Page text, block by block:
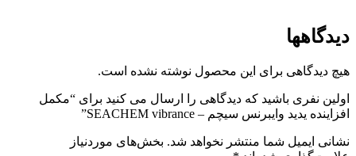
دیدگاهها
هیچ دیدگاهی برای این محصول نوشته نشده است.
اولین نفری باشید که دیدگاهی را ارسال می کنید برای “مکمل
افزاینده یدید وایبرنس سیچم – SEACHEM vibrance”
نشانی ایمیل شما منتشر نخواهد شد. بخش‌های موردنیاز